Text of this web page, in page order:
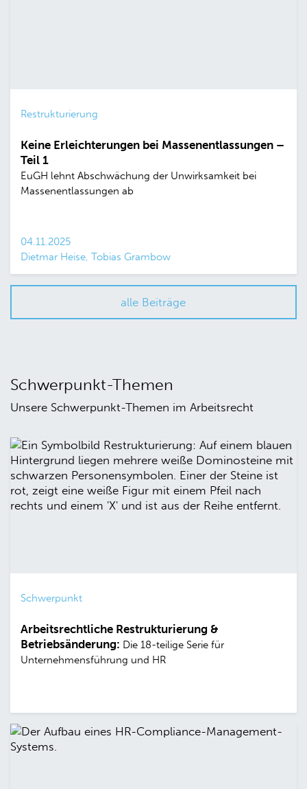
Restrukturierung
Keine Erleichterungen bei Massenentlassungen –
Teil 1
EuGH lehnt Abschwächung der Unwirksamkeit bei
Massenentlassungen ab
04.11.2025
Dietmar Heise, Tobias Grambow
alle Beiträge
Schwerpunkt-Themen
Unsere Schwerpunkt-Themen im Arbeitsrecht
Schwerpunkt
Arbeitsrechtliche Restrukturierung &
Betriebsänderung: Die 18-teilige Serie für
Unternehmensführung und HR